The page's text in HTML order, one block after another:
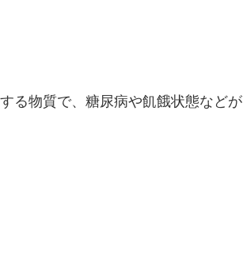
る物質で、糖尿病や飢餓状態などが